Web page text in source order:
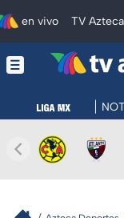
en vivo TV Azteca